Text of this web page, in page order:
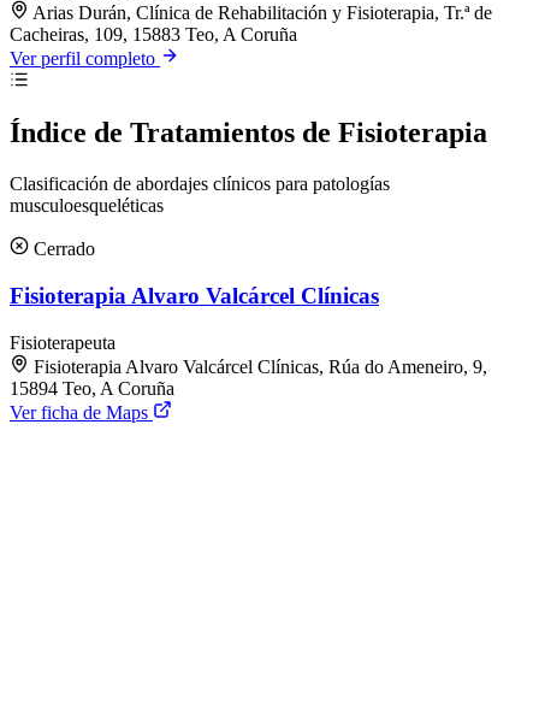
Arias Durán, Clínica de Rehabilitación y Fisioterapia, Tr.ª de
Cacheiras, 109, 15883 Teo, A Coruña
Ver perfil completo
Índice de Tratamientos de Fisioterapia
Clasificación de abordajes clínicos para patologías
musculoesqueléticas
Cerrado
Fisioterapia Alvaro Valcárcel Clínicas
Fisioterapeuta
Fisioterapia Alvaro Valcárcel Clínicas, Rúa do Ameneiro, 9,
15894 Teo, A Coruña
Ver ficha de Maps